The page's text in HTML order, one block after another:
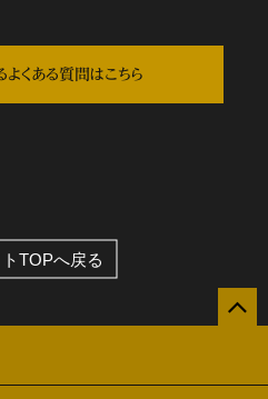
くある質問はこちら
TOPへ戻る